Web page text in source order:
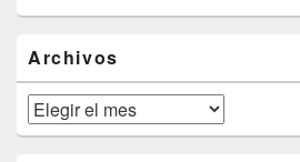
área
de
widget
barra
lateral
Archivos
Archivos